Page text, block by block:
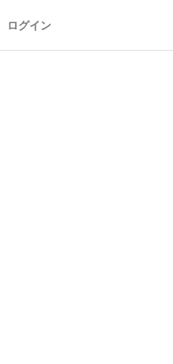
ログイン